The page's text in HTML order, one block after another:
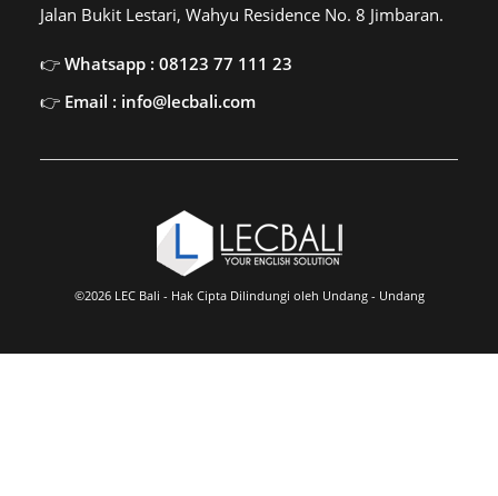
Jalan Bukit Lestari, Wahyu Residence No. 8 Jimbaran.
Whatsapp : 08123 77 111 23
Email : info@lecbali.com
©2026 LEC Bali - Hak Cipta Dilindungi oleh Undang - Undang